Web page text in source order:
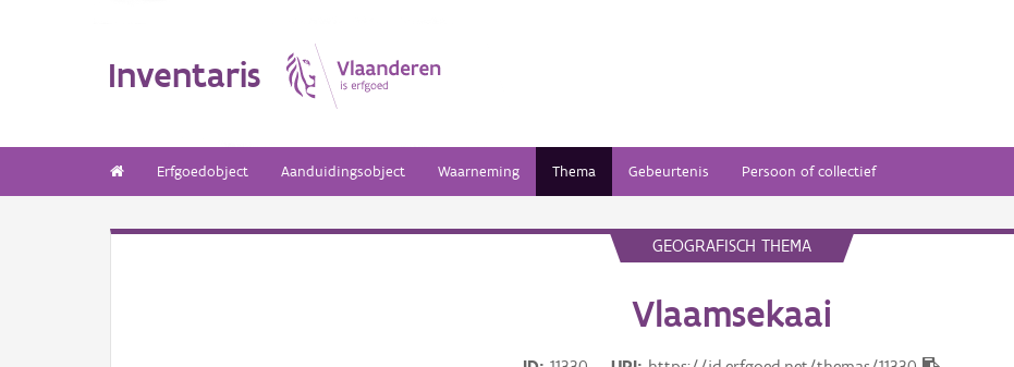
Inventaris
Erfgoedobject Aanduidingsobject Waarneming Thema Gebeurtenis Persoon of collectief
GEOGRAFISCH THEMA
Vlaamsekaai